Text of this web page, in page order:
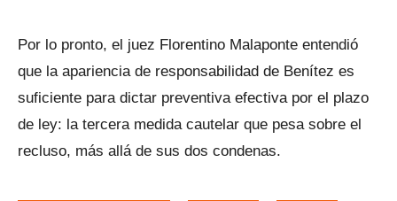
Por lo pronto, el juez Florentino Malaponte entendió
que la apariencia de responsabilidad de Benítez es
suficiente para dictar preventiva efectiva por el plazo
de ley: la tercera medida cautelar que pesa sobre el
recluso, más allá de sus dos condenas.